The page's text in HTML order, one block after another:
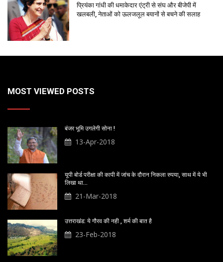
प्रियंका गांधी की धमाकेदार एंट्री से संघ और बीजेपी में
खलबली, नेताओं को ऊलजलूल बयानों से बचने की सलाह
MOST VIEWED POSTS
बंजर भूमि उगलेगी सोना !
13-Apr-2018
यूपी बोर्ड परीक्षा की कापी में जांच के दौरान निकला रुपया, साथ में ये भी
लिखा था…
21-Mar-2018
उत्तराखंड: ये गौरव की नही , शर्म की बात है
23-Feb-2018